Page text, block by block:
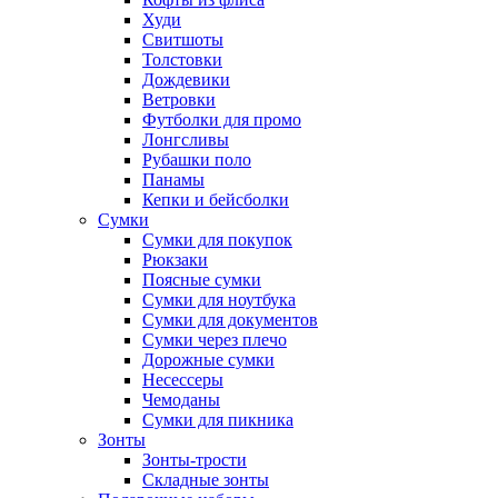
Худи
Свитшоты
Толстовки
Дождевики
Ветровки
Футболки для промо
Лонгсливы
Рубашки поло
Панамы
Кепки и бейсболки
Сумки
Сумки для покупок
Рюкзаки
Поясные сумки
Сумки для ноутбука
Сумки для документов
Сумки через плечо
Дорожные сумки
Несессеры
Чемоданы
Сумки для пикника
Зонты
Зонты-трости
Складные зонты